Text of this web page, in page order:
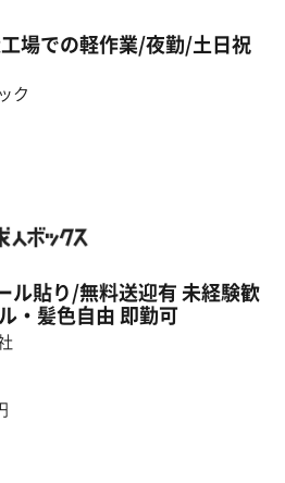
場での軽作業/夜勤/土日祝
ク
ル貼り/無料送迎有 未経験歓
・髪色自由 即勤可